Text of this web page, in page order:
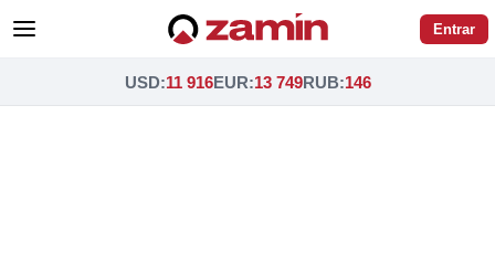
Entrar
USD:11 916EUR:13 749RUB:146